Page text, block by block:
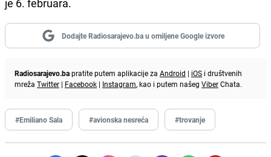
Dodajte Radiosarajevo.ba u omiljene Google izvore
Radiosarajevo.bapratite putem aplikacije za Android | iOS i društvenih
mreža Twitter | Facebook | Instagram, kao i putem našeg ViberChata.
#Emiliano Sala #avionska nesreća #trovanje